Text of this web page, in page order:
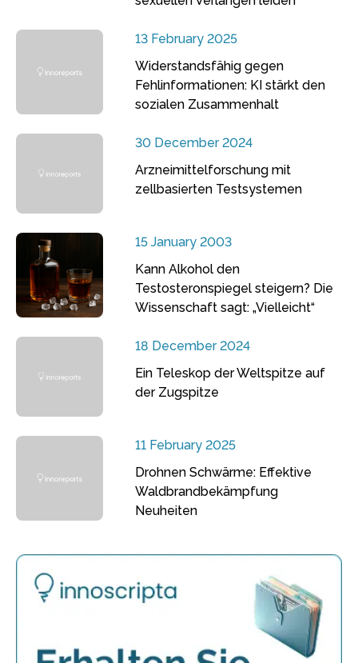
13 February 2025
Widerstandsfähig gegen
Fehlinformationen: KI stärkt den
sozialen Zusammenhalt
30 December 2024
Arzneimittelforschung mit
zellbasierten Testsystemen
15 January 2003
Kann Alkohol den
Testosteronspiegel steigern? Die
Wissenschaft sagt: „Vielleicht“
18 December 2024
Ein Teleskop der Weltspitze auf
der Zugspitze
11 February 2025
Drohnen Schwärme: Effektive
Waldbrandbekämpfung
Neuheiten